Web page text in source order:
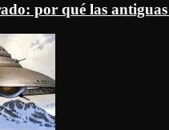
por qué las